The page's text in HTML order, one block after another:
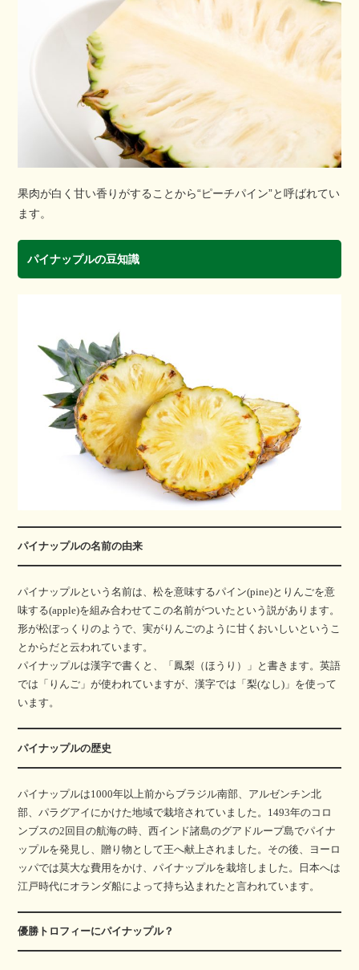
果肉が白く甘い香りがすることから“ピーチパイン”と呼ばれてい
ます。
パイナップルの豆知識
パイナップルの名前の由来
パイナップルという名前は、松を意味するパイン(pine)とりんごを意
味する(apple)を組み合わせてこの名前がついたという説があります。
形が松ぼっくりのようで、実がりんごのように甘くおいしいというこ
とからだと云われています。
パイナップルは漢字で書くと、「鳳梨（ほうり）」と書きます。英語
では「りんご」が使われていますが、漢字では「梨(なし)」を使って
います。
パイナップルの歴史
パイナップルは1000年以上前からブラジル南部、アルゼンチン北
部、パラグアイにかけた地域で栽培されていました。1493年のコロ
ンブスの2回目の航海の時、西インド諸島のグアドループ島でパイナ
ップルを発見し、贈り物として王へ献上されました。その後、ヨーロ
ッパでは莫大な費用をかけ、パイナップルを栽培しました。日本へは
江戸時代にオランダ船によって持ち込まれたと言われています。
優勝トロフィーにパイナップル？